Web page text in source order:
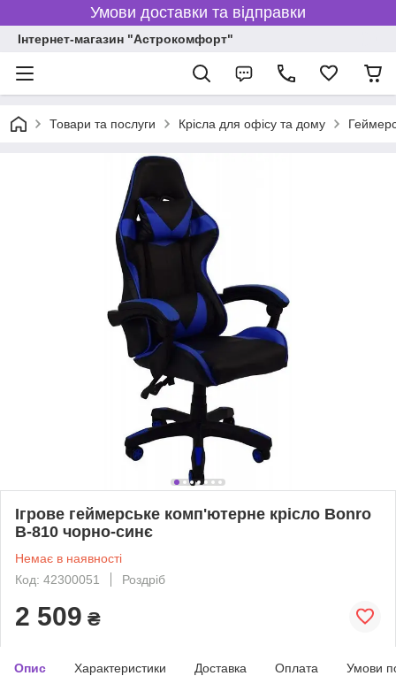
Умови доставки та відправки
Інтернет-магазин "Астрокомфорт"
Товари та послуги Крісла для офісу та дому
Ігрове геймерське комп'ютерне крісло Bonro
B-810 чорно-синє
Немає в наявності
Код: 42300051
Роздріб
2 509 ₴
Опис Характеристики Доставка Оплата Умови